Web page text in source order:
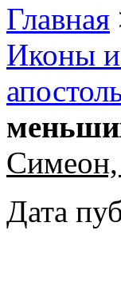
Главная
Иконы и
Симеон,
Дата